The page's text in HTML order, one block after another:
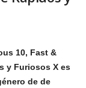
10, Fast &
y Furiosos X es
de de